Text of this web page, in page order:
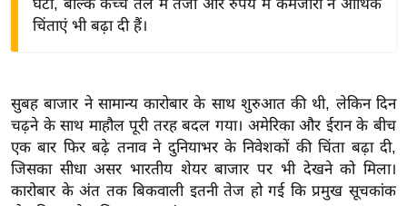
शे
ष
ज्ञ
रा
घटी, बल्कि कच्चे तेल में तेजी और रुपये में कमजोरी ने आर्थिक
चिंताएं भी बढ़ा दी हैं।
सुबह बाजार ने सामान्य कारोबार के साथ शुरुआत की थी, लेकिन दिन
चढ़ने के साथ माहौल पूरी तरह बदल गया। अमेरिका और ईरान के बीच
एक बार फिर बढ़े तनाव ने दुनियाभर के निवेशकों की चिंता बढ़ा दी,
जिसका सीधा असर भारतीय शेयर बाजार पर भी देखने को मिला।
कारोबार के अंत तक बिकवाली इतनी तेज हो गई कि प्रमुख सूचकांक